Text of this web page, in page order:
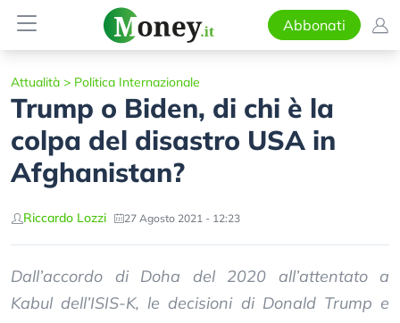
Abbonati
Attualità > Politica Internazionale
Trump o Biden, di chi è la
colpa del disastro USA in
Afghanistan?
Riccardo Lozzi 27 Agosto 2021 - 12:23
Dall’accordo di Doha del 2020 all’attentato a
Kabul dell’ISIS-K, le decisioni di Donald Trump e